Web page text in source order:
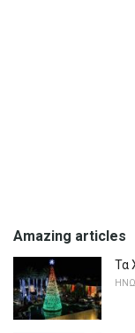
Amazing articles
Τα